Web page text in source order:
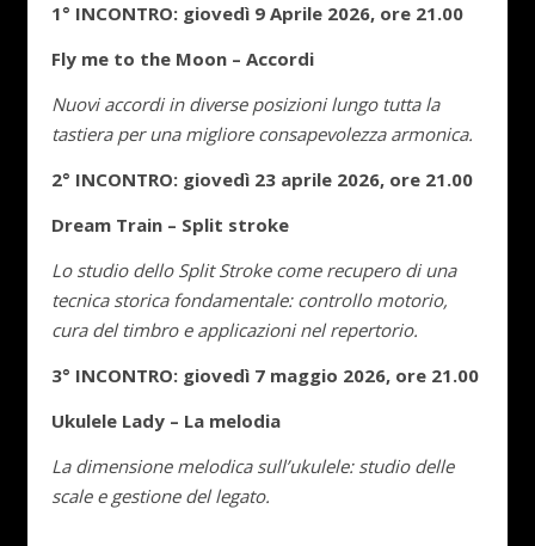
1° INCONTRO: giovedì 9 Aprile 2026, ore 21.00
Fly me to the Moon – Accordi
Nuovi accordi in diverse posizioni lungo tutta la
tastiera per una migliore consapevolezza armonica.
2° INCONTRO: giovedì 23 aprile 2026, ore 21.00
Dream Train – Split stroke
Lo studio dello Split Stroke come recupero di una
tecnica storica fondamentale: controllo motorio,
cura del timbro e applicazioni nel repertorio.
3° INCONTRO: giovedì 7 maggio 2026, ore 21.00
Ukulele Lady – La melodia
La dimensione melodica sull’ukulele: studio delle
scale e gestione del legato.